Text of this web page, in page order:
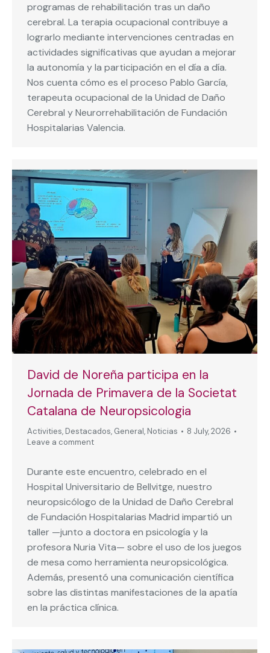
programas de rehabilitación tras un daño
cerebral. La terapia ocupacional contribuye a
lograrlo mediante intervenciones centradas en
actividades significativas que ayudan a mejorar
la autonomía y la participación en el día a día.
Nos cuenta cómo es el proceso Pablo García,
terapeuta ocupacional de la Unidad de Daño
Cerebral y Neurorrehabilitación de Fundación
Hospitalarias Valencia.
David de Noreña participa en la
Jornada de Primavera de la Societat
Catalana de Neuropsicologia
Activities, Destacados, General, Noticias
8 July, 2026
Leave a comment
Durante este encuentro, celebrado en el
Hospital Universitario de Bellvitge, nuestro
neuropsicólogo de la Unidad de Daño Cerebral
de Fundación Hospitalarias Madrid impartió un
taller —junto a doctora en psicología y la
profesora Nuria Vita— sobre el uso de los juegos
de mesa como herramienta neuropsicológica.
Además, presentó una comunicación científica
sobre las distintas manifestaciones de la apatía
en la práctica clínica.